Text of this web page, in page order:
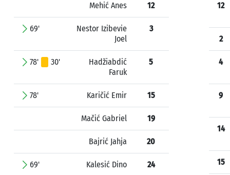
Mehić Anes 12
69'
Nestor Izibevie
Joel
3
78' 30'
Hadžiabdić
Faruk
5
78' Karičić Emir 15
Mačić Gabriel 19
Bajrić Jahja 20
69' Kalesić Dino 24
12
2
4
9
14
15